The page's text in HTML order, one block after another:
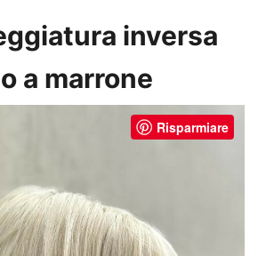
inversa
a marrone
Risparmiare